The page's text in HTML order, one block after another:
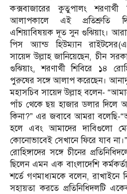
কক্সবাজারের কুতুপালং শরণার্থী
আলাপকালে এই প্রতিশ্রুতি
এশিয়াবিষয়ক দূত সুন গুঝিয়াং।
পিস অ্যান্ড হিউম্যান
সায়েদ উল্লাহ জানিয়েছেন, চীন
গুঝিয়াং, শরণার্থী শিবিরে ১৪
পুরুষের সঙ্গে আলাপ করেছেন।
মহাসচিব সায়েদ উল্লাহ বলেন-
পাঁচ থেকে ছয় হাজার ডলার দিলে
কিনা?” এর জবাবে আমরা বলেছি-
হলে এবং আমাদের দাবিগুলো
কোনোভাবেই সেখানে ফিরে যাব না।”
রোহিঙ্গাদের সঙ্গে চীনের
ছিলেন এমন এক বাংলাদেশি
শর্তে গণমাধ্যমকে বলেন, রাখাইনে
সহায়তা করতে প্রতিনিধিদলটি